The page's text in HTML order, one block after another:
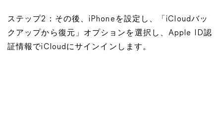
ステップ2：その後、iPhoneを設定し、「iCloudバッ
クアップから復元」オプションを選択し、Apple ID認
証情報でiCloudにサインインします。